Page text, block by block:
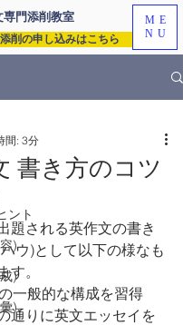
門添削教室
削の申し込みはこちら
ME
NU
ント
)
)
)
書き方のコツ
間: 3分
題される英作文の書き
ウ)として以下の様なも
す。
一般的な構成を習得
通りに英文エッセイを